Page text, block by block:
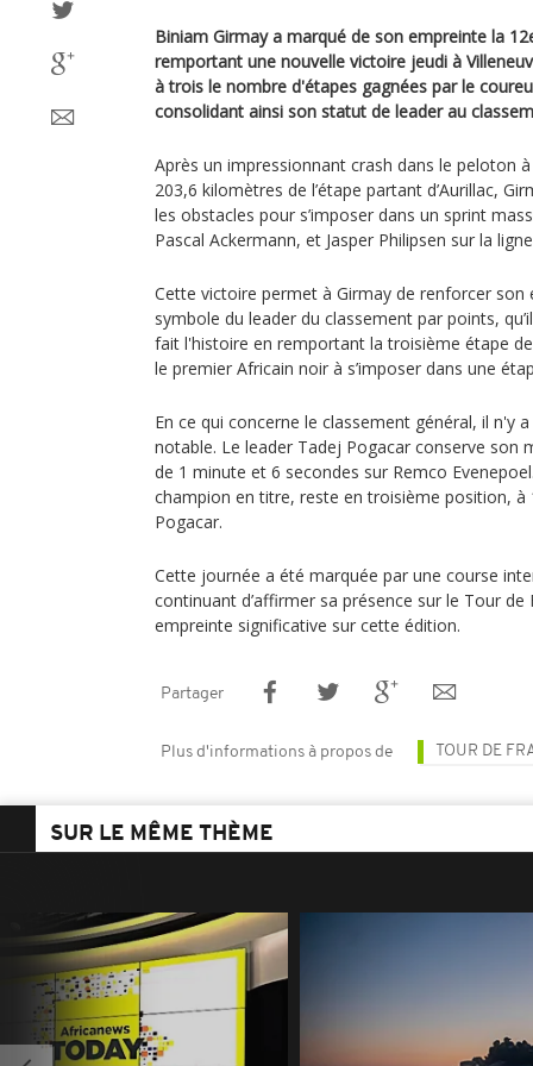
Biniam Girmay a marqué de son empreinte la
remportant une nouvelle victoire jeudi à
à trois le nombre d'étapes gagnées par le
consolidant ainsi son statut de leader au
Après un impressionnant crash dans le peloton
203,6 kilomètres de l’étape partant d’Aurillac,
les obstacles pour s’imposer dans un sprint
Pascal Ackermann, et Jasper Philipsen sur la ligne
Cette victoire permet à Girmay de renforcer son
symbole du leader du classement par points,
fait l'histoire en remportant la troisième étape
le premier Africain noir à s’imposer dans une
En ce qui concerne le classement général, il n'y
notable. Le leader Tadej Pogacar conserve son
de 1 minute et 6 secondes sur Remco
champion en titre, reste en troisième position, à
Pogacar.
Cette journée a été marquée par une course
continuant d’affirmer sa présence sur le Tour de
empreinte significative sur cette édition.
Partager
Plus d'informations à propos de TOUR DE
SUR LE MÊME THÈME